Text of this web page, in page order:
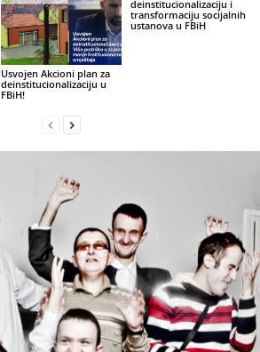
Usvojen Akcioni plan za
deinstitucionalizaciju u
FBiH!
deinstitucionalizaciju i
transformaciju socijalnih
ustanova u FBiH